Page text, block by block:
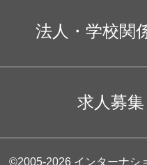
法人・学校関
求人募集
©2005-2026 インターナシ